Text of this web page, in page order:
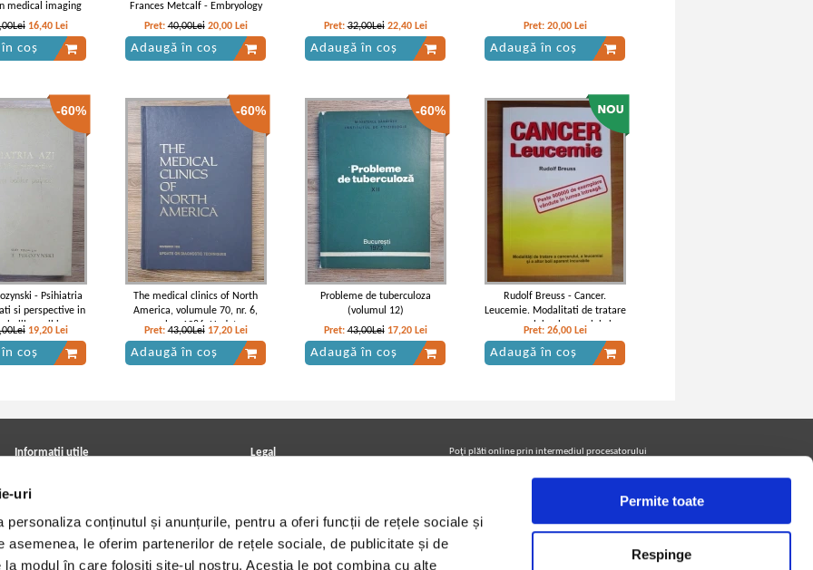
uri
personaliza conținutul și anunțurile, pentru a oferi funcții de rețele sociale și
asemenea, le oferim partenerilor de rețele sociale, de publicitate și de
modul în care folosiți site-ul nostru. Aceștia le pot combina cu alte
Permite toate
Respinge
medical imaging
16,40 Lei
coș
Frances Metcalf - Embryology
Pret:40,00Lei 20,00 Lei
Adaugă în coș
Pret:32,00Lei 22,40 Lei
Adaugă în coș
Pret: 20,00 Lei
Adaugă în coș
-60%
- Psihiatria
si perspective in
bolilor psihice
19,20 Lei
coș
-60%
The medical clinics of North
America, volumule 70, nr. 6,
november 1986. Update on
diagnostic techniques
Pret:43,00Lei 17,20 Lei
Adaugă în coș
-60%
Probleme de tuberculoza
(volumul 12)
Pret:43,00Lei 17,20 Lei
Adaugă în coș
Rudolf Breuss - Cancer.
Leucemie. Modalitati de tratare
a cancerului, a leucemiei si a
altor boli aparent incurabile
Pret: 26,00 Lei
Adaugă în coș
Informatii utile
Achizitii viniluri, casete, CD/DVD
Cum cumpar?
Politica de livrare
Retur comenzi
Angajari - Cariere
Legal
Termeni si conditii
Utilizare cookie-uri
Poţi plăti online prin intermediul procesatorului
Urmăreşte-ne pe facebook pentru a fi la curent cu